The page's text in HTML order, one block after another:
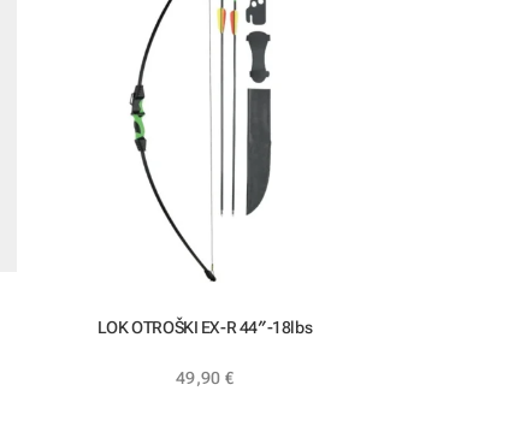
49,90 €
LOK OTROŠKI EX-R 44″-18lbs